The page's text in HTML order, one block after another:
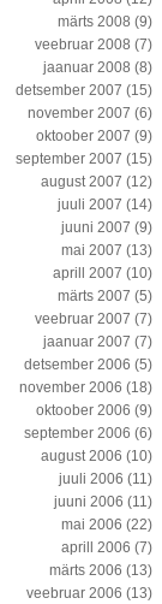
märts 2008 (9)
veebruar 2008 (7)
jaanuar 2008 (8)
detsember 2007 (15)
november 2007 (6)
oktoober 2007 (9)
september 2007 (15)
august 2007 (12)
juuli 2007 (14)
juuni 2007 (9)
mai 2007 (13)
aprill 2007 (10)
märts 2007 (5)
veebruar 2007 (7)
jaanuar 2007 (7)
detsember 2006 (5)
november 2006 (18)
oktoober 2006 (9)
september 2006 (6)
august 2006 (10)
juuli 2006 (11)
juuni 2006 (11)
mai 2006 (22)
aprill 2006 (7)
märts 2006 (13)
veebruar 2006 (13)